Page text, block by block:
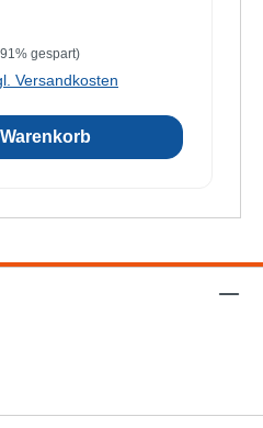
gespart)
Versandkosten